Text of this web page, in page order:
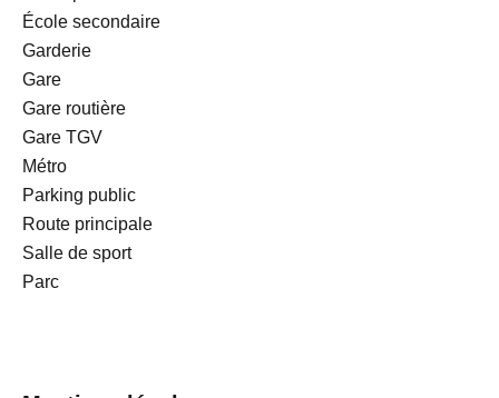
École secondaire
Garderie
Gare
Gare routière
Gare TGV
Métro
Parking public
Route principale
Salle de sport
Parc